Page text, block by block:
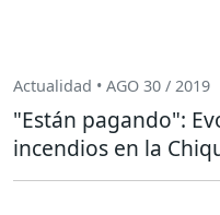
Actualidad • AGO 30 / 2019
"Están pagando":
incendios en la